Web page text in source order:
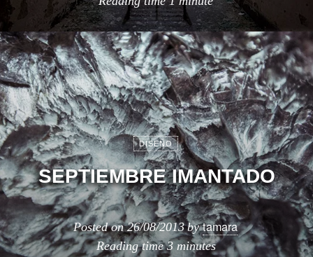
DISEÑO
SEPTIEMBRE IMANTADO
Posted on26/08/2013 bytamara
Reading time3 minutes